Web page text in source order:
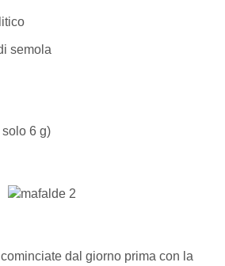
semola
6 g)
dal giorno prima con la